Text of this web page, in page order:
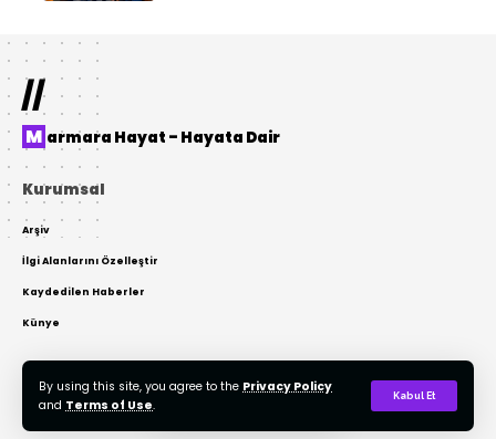
By using this site, you agree to the Privacy Policy
and Terms of Use.
Kabul Et
//
Marmara Hayat – Hayata Dair
Kurumsal
Arşiv
İlgi Alanlarını Özelleştir
Kaydedilen Haberler
Künye
© 2022 Tasarım: AKTOR Bilişim. Tüm Hakları Gizlidir. Kaynak Gösterilmeden